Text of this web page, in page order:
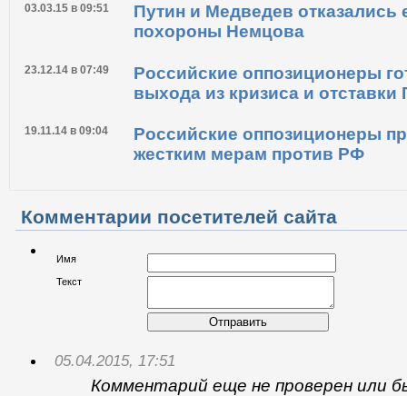
03.03.15 в 09:51
Путин и Медведев отказались
похороны Немцова
23.12.14 в 07:49
Российские оппозиционеры
выхода из кризиса и
19.11.14 в 09:04
Российские оппозиционеры
жестким мерам против РФ
Комментарии посетителей сайта
Имя
Текст
Отправить
05.04.2015, 17:51
Комментарий еще не проверен или